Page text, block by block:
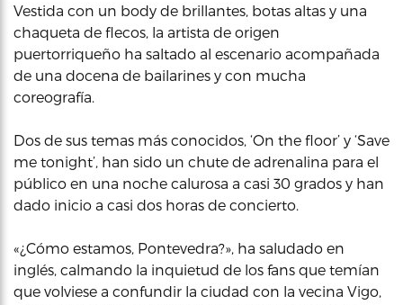
Vestida con un body de brillantes, botas altas y una
chaqueta de flecos, la artista de origen
puertorriqueño ha saltado al escenario acompañada
de una docena de bailarines y con mucha
coreografía.
Dos de sus temas más conocidos, ‘On the floor’ y ‘Save
me tonight’, han sido un chute de adrenalina para el
público en una noche calurosa a casi 30 grados y han
dado inicio a casi dos horas de concierto.
«¿Cómo estamos, Pontevedra?», ha saludado en
inglés, calmando la inquietud de los fans que temían
que volviese a confundir la ciudad con la vecina Vigo,